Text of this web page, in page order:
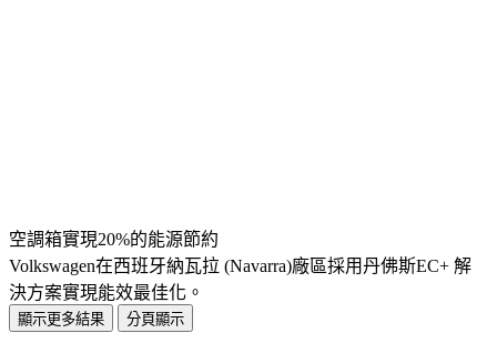
空調箱實現20%的能源節約
Volkswagen在西班牙納瓦拉 (Navarra)廠區採用丹佛斯EC+ 解
決方案實現能效最佳化。
顯示更多結果 分頁顯示